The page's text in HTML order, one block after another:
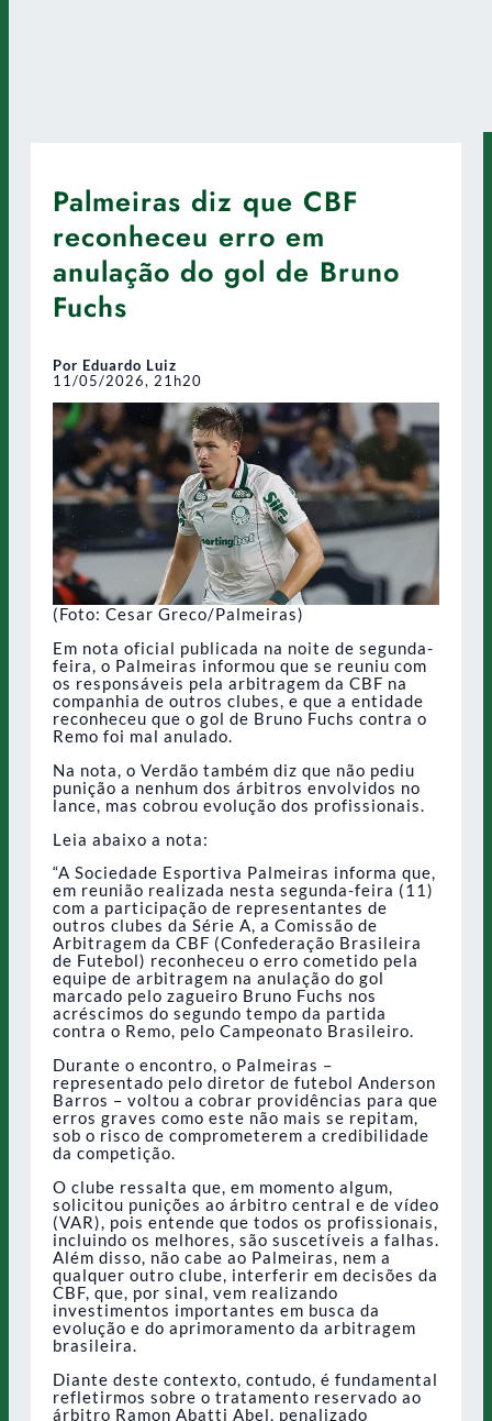
Palmeiras diz que CBF
reconheceu erro em
anulação do gol de Bruno
Fuchs
Por Eduardo Luiz
11/05/2026, 21h20
(Foto: Cesar Greco/Palmeiras)
Em nota oficial publicada na noite de segunda-
feira, o Palmeiras informou que se reuniu com
os responsáveis pela arbitragem da CBF na
companhia de outros clubes, e que a entidade
reconheceu que o gol de Bruno Fuchs contra o
Remo foi mal anulado.
Na nota, o Verdão também diz que não pediu
punição a nenhum dos árbitros envolvidos no
lance, mas cobrou evolução dos profissionais.
Leia abaixo a nota:
“A Sociedade Esportiva Palmeiras informa que,
em reunião realizada nesta segunda-feira (11)
com a participação de representantes de
outros clubes da Série A, a Comissão de
Arbitragem da CBF (Confederação Brasileira
de Futebol) reconheceu o erro cometido pela
equipe de arbitragem na anulação do gol
marcado pelo zagueiro Bruno Fuchs nos
acréscimos do segundo tempo da partida
contra o Remo, pelo Campeonato Brasileiro.
Durante o encontro, o Palmeiras –
representado pelo diretor de futebol Anderson
Barros – voltou a cobrar providências para que
erros graves como este não mais se repitam,
sob o risco de comprometerem a credibilidade
da competição.
O clube ressalta que, em momento algum,
solicitou punições ao árbitro central e de vídeo
(VAR), pois entende que todos os profissionais,
incluindo os melhores, são suscetíveis a falhas.
Além disso, não cabe ao Palmeiras, nem a
qualquer outro clube, interferir em decisões da
CBF, que, por sinal, vem realizando
investimentos importantes em busca da
evolução e do aprimoramento da arbitragem
brasileira.
Diante deste contexto, contudo, é fundamental
refletirmos sobre o tratamento reservado ao
árbitro Ramon Abatti Abel, penalizado